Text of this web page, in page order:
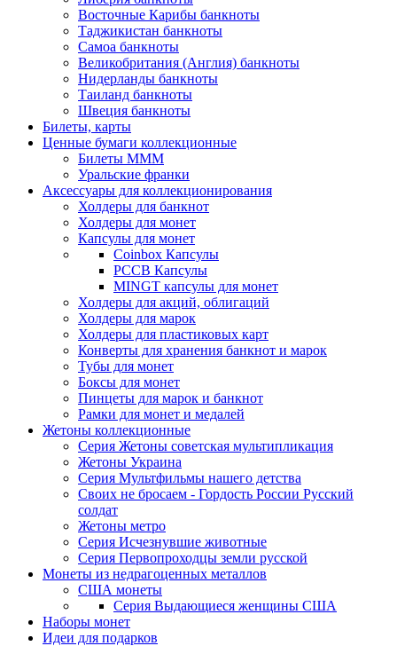
Восточные Карибы банкноты
Таджикистан банкноты
Самоа банкноты
Великобритания (Англия) банкноты
Нидерланды банкноты
Таиланд банкноты
Швеция банкноты
Билеты, карты
Ценные бумаги коллекционные
Билеты МММ
Уральские франки
Аксессуары для коллекционирования
Холдеры для банкнот
Холдеры для монет
Капсулы для монет
Coinbox Капсулы
РССВ Капсулы
MINGT капсулы для монет
Холдеры для акций, облигаций
Холдеры для марок
Холдеры для пластиковых карт
Конверты для хранения банкнот и марок
Тубы для монет
Боксы для монет
Пинцеты для марок и банкнот
Рамки для монет и медалей
Жетоны коллекционные
Серия Жетоны советская мультипликация
Жетоны Украина
Серия Мультфильмы нашего детства
Своих не бросаем - Гордость России Русский
солдат
Жетоны метро
Серия Исчезнувшие животные
Серия Первопроходцы земли русской
Монеты из недрагоценных металлов
США монеты
Серия Выдающиеся женщины США
Наборы монет
Идеи для подарков